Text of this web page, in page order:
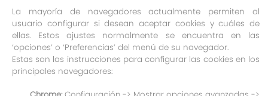
La mayoría de navegadores actualmente permiten al
usuario configurar si desean aceptar cookies y cuáles de
ellas. Estos ajustes normalmente se encuentra en las
‘opciones’ o ‘Preferencias’ del menú de su navegador.
Estas son las instrucciones para configurar las cookies en los
principales navegadores: